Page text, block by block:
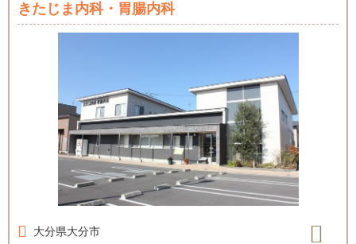
きたじま内科・胃腸内科
大分県大分市